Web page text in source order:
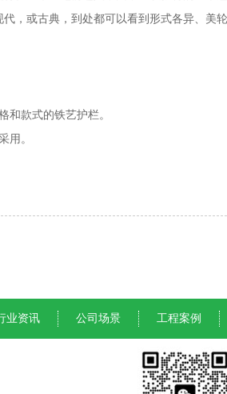
，或古典，到处都可以看到形式各异、美
和款式的铁艺护栏。
用。
业资讯 公司场景 工程案例